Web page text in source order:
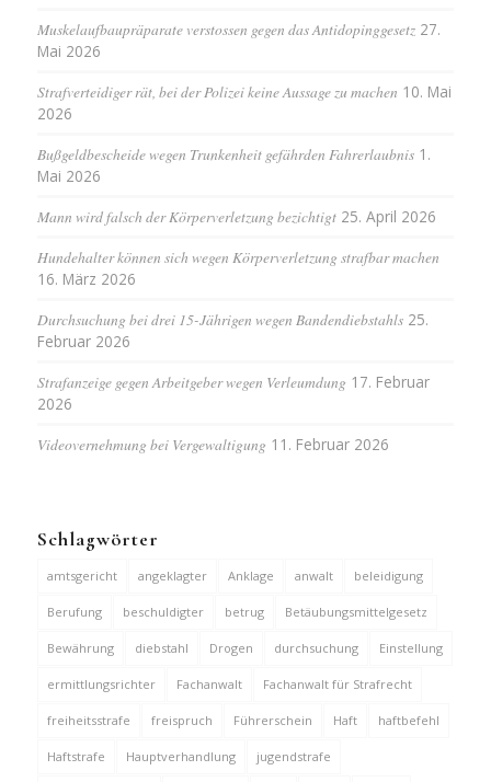
Muskelaufbaupräparate verstossen gegen das Antidopinggesetz 27.
Mai 2026
Strafverteidiger rät, bei der Polizei keine Aussage zu machen 10. Mai
2026
Bußgeldbescheide wegen Trunkenheit gefährden Fahrerlaubnis 1.
Mai 2026
Mann wird falsch der Körperverletzung bezichtigt 25. April 2026
Hundehalter können sich wegen Körperverletzung strafbar machen
16. März 2026
Durchsuchung bei drei 15-Jährigen wegen Bandendiebstahls 25.
Februar 2026
Strafanzeige gegen Arbeitgeber wegen Verleumdung 17. Februar
2026
Videovernehmung bei Vergewaltigung 11. Februar 2026
Schlagwörter
amtsgericht angeklagter Anklage anwalt beleidigung
Berufung beschuldigter betrug Betäubungsmittelgesetz
Bewährung diebstahl Drogen durchsuchung Einstellung
ermittlungsrichter Fachanwalt Fachanwalt für Strafrecht
freiheitsstrafe freispruch Führerschein Haft haftbefehl
Haftstrafe Hauptverhandlung jugendstrafe